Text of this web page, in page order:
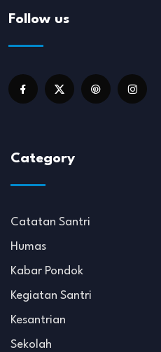
Follow us
Category
Catatan Santri
Humas
Kabar Pondok
Kegiatan Santri
Kesantrian
Sekolah